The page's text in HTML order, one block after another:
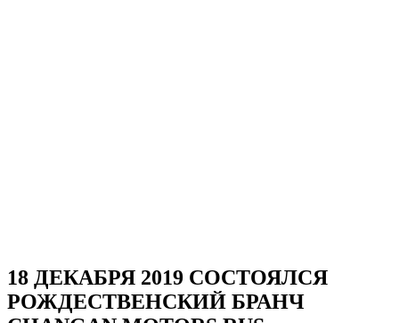
18 ДЕКАБРЯ 2019 СОСТОЯЛСЯ
РОЖДЕСТВЕНСКИЙ БРАНЧ